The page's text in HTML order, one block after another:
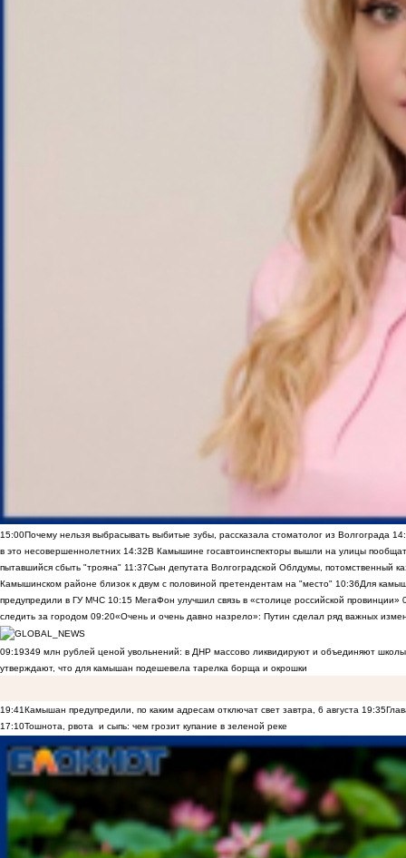
15:00Почему нельзя выбрасывать выбитые зубы, рассказала стоматолог из Волгограда
в это несовершеннолетних 14:32В Камышине госавтоинспекторы вышли на улицы
пытавшийся сбыть "трояна" 11:37Сын депутата Волгоградской Облдумы, потомственный
Камышинском районе близок к двум с половиной претендентам на "место" 10:36Для
предупредили в ГУ МЧС 10:15 МегаФон улучшил связь в «столице российской провинции»
следить за городом 09:20«Очень и очень давно назрело»: Путин сделал ряд важных
09:19349 млн рублей ценой увольнений: в ДНР массово ликвидируют и объединяют
утверждают, что для камышан подешевела тарелка борща и окрошки
19:41Камышан предупредили, по каким адресам отключат свет завтра, 6 августа 19:35
17:10Тошнота, рвота и сыпь: чем грозит купание в зеленой реке